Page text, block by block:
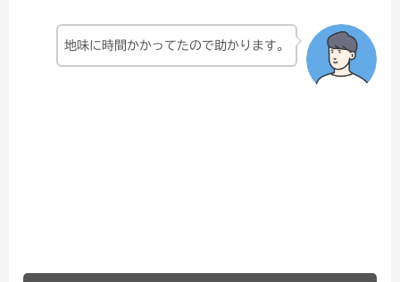
地味に時間かかってたので助かります。